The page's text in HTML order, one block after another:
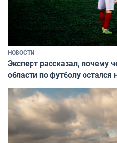
НОВОСТИ
Эксперт рассказал, почему
области по футболу